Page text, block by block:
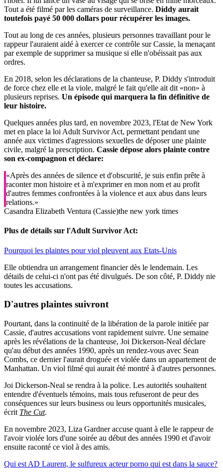
Tout a été filmé par les caméras de surveillance. Diddy aurait
toutefois payé 50 000 dollars pour récupérer les images.
Tout au long de ces années, plusieurs personnes travaillant pour le
rappeur l'auraient aidé à exercer ce contrôle sur Cassie, la menaçant
par exemple de supprimer sa musique si elle n'obéissait pas aux
ordres.
En 2018, selon les déclarations de la chanteuse, P. Diddy s'introduit
de force chez elle et la viole, malgré le fait qu'elle ait dit «non» à
plusieurs reprises. Un épisode qui marquera la fin définitive de
leur histoire.
Quelques années plus tard, en novembre 2023, l'Etat de New York
met en place la loi Adult Survivor Act, permettant pendant une
année aux victimes d'agressions sexuelles de déposer une plainte
civile, malgré la prescription. Cassie dépose alors plainte contre
son ex-compagnon et déclare:
«Après des années de silence et d'obscurité, je suis enfin prête à
raconter mon histoire et à m'exprimer en mon nom et au profit
d'autres femmes confrontées à la violence et aux abus dans leurs
relations.»
Casandra Elizabeth Ventura (Cassie)the new york times
Plus de détails sur l'Adult Survivor Act:
Pourquoi les plaintes pour viol pleuvent aux Etats-Unis
Elle obtiendra un arrangement financier dès le lendemain. Les
détails de celui-ci n'ont pas été divulgués. De son côté, P. Diddy nie
toutes les accusations.
D'autres plaintes suivront
Pourtant, dans la continuité de la libération de la parole initiée par
Cassie, d'autres accusations vont rapidement suivre. Une semaine
après les révélations de la chanteuse, Joi Dickerson-Neal déclare
qu'au début des années 1990, après un rendez-vous avec Sean
Combs, ce dernier l'aurait droguée et violée dans un appartement de
Manhattan. Un viol filmé qui aurait été montré à d'autres personnes.
Joi Dickerson-Neal se rendra à la police. Les autorités souhaitent
entendre d'éventuels témoins, mais tous refuseront de peur des
conséquences sur leurs business ou leurs opportunités musicales,
écrit The Cut.
En novembre 2023, Liza Gardner accuse quant à elle le rappeur de
l'avoir violée lors d'une soirée au début des années 1990 et d'avoir
ensuite raconté ce viol à des amis.
Qui est AD Laurent, le sulfureux acteur porno qui est dans la sauce?